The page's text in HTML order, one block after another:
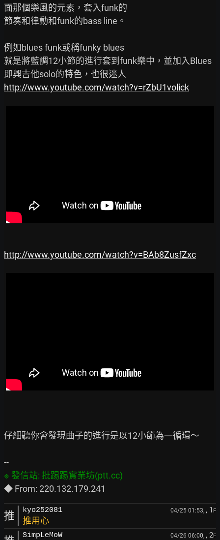
面那個樂風的元素，套入funk的
節奏和律動和funk的bass line。
例如blues funk或稱funky blues
就是將藍調12小節的進行套到funk樂中，並加入Blues
http://www.youtube.com/watch?v=rZbU1volick
http://www.youtube.com/watch?v=BAb8ZusfZxc
仔細聽你會發現曲子的進行是以12小節為一循環～
推 kyo252081 04/25 01:53, , 1 F
推用心
SimpLeMoW 04/26 06:00, , 2F